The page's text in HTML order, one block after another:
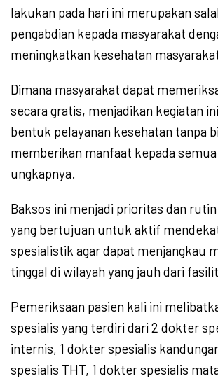
lakukan pada hari ini merupakan
pengabdian kepada masyarakat
meningkatkan kesehatan
Dimana masyarakat dapat
secara gratis, menjadikan kegiatan
bentuk pelayanan kesehatan tanpa
memberikan manfaat kepada
ungkapnya.
Baksos ini menjadi prioritas dan rutin
yang bertujuan untuk aktif
spesialistik agar dapat menjangkau
tinggal di wilayah yang jauh dari
Pemeriksaan pasien kali ini
spesialis yang terdiri dari 2 dokter
internis, 1 dokter spesialis
spesialis THT, 1 dokter spesialis